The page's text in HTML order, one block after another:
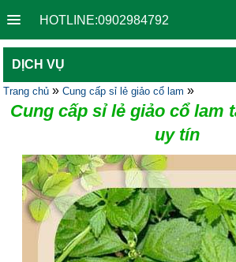
HOTLINE:0902984792
DỊCH VỤ
Trang chủ » Cung cấp sỉ lẻ giảo cổ lam »
Cung cấp sỉ lẻ giảo cổ lam
uy tín